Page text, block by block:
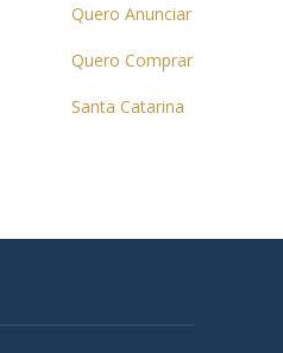
Quero Anunciar
Quero Comprar
Santa Catarina